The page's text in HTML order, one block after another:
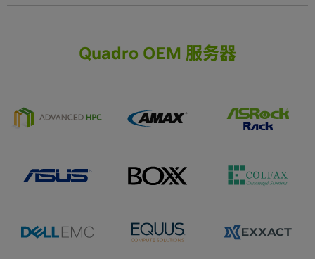
Quadro OEM 服务器